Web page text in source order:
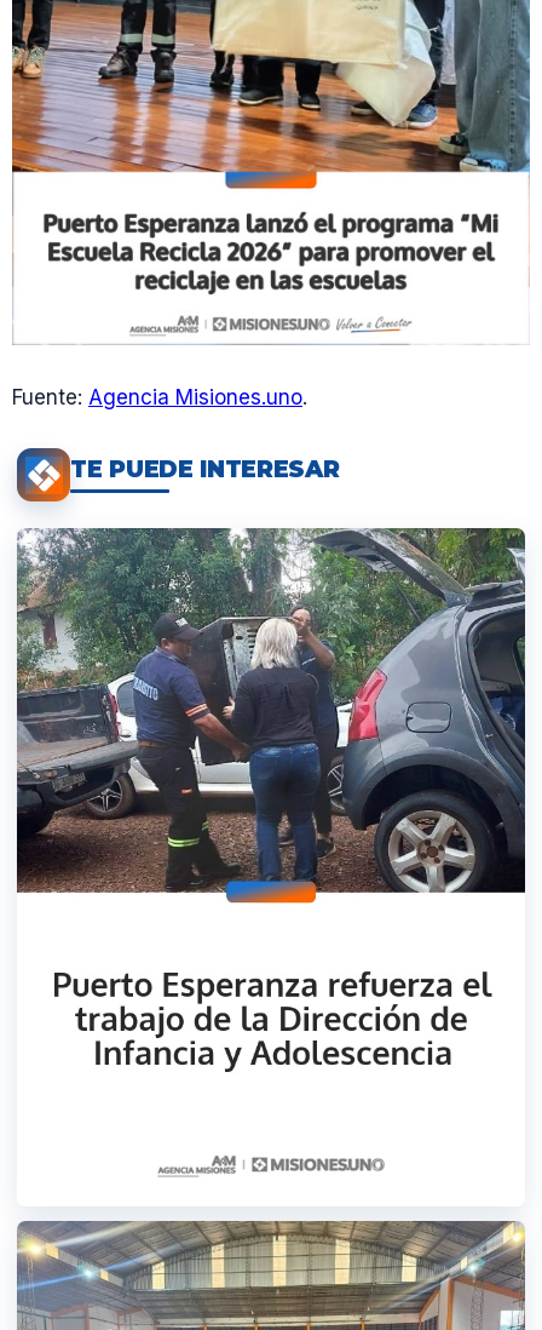
Fuente: Agencia Misiones.uno.
TE PUEDE INTERESAR